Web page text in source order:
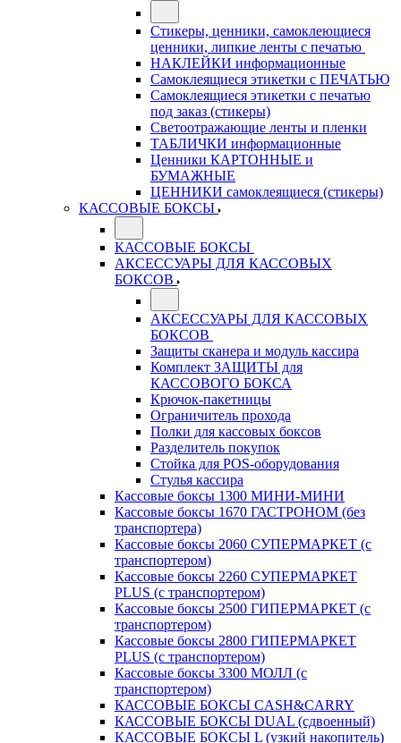
Стикеры, ценники, самоклеющиеся
ценники, липкие ленты с печатью
НАКЛЕЙКИ информационные
Самоклеящиеся этикетки с ПЕЧАТЬЮ
Самоклеящиеся этикетки с печатью
под заказ (стикеры)
Светоотражающие ленты и пленки
ТАБЛИЧКИ информационные
Ценники КАРТОННЫЕ и
БУМАЖНЫЕ
ЦЕННИКИ самоклеящиеся (стикеры)
КАССОВЫЕ БОКСЫ
КАССОВЫЕ БОКСЫ
АКСЕССУАРЫ ДЛЯ КАССОВЫХ
БОКСОВ
АКСЕССУАРЫ ДЛЯ КАССОВЫХ
БОКСОВ
Защиты сканера и модуль кассира
Комплект ЗАЩИТЫ для
КАССОВОГО БОКСА
Крючок-пакетницы
Ограничитель прохода
Полки для кассовых боксов
Разделитель покупок
Стойка для POS-оборудования
Стулья кассира
Кассовые боксы 1300 МИНИ-МИНИ
Кассовые боксы 1670 ГАСТРОНОМ (без
транспортера)
Кассовые боксы 2060 СУПЕРМАРКЕТ (с
транспортером)
Кассовые боксы 2260 СУПЕРМАРКЕТ
PLUS (с транспортером)
Кассовые боксы 2500 ГИПЕРМАРКЕТ (с
транспортером)
Кассовые боксы 2800 ГИПЕРМАРКЕТ
PLUS (с транспортером)
Кассовые боксы 3300 МОЛЛ (с
транспортером)
КАССОВЫЕ БОКСЫ CASH&CARRY
КАССОВЫЕ БОКСЫ DUAL (сдвоенный)
КАССОВЫЕ БОКСЫ L (узкий накопитель)